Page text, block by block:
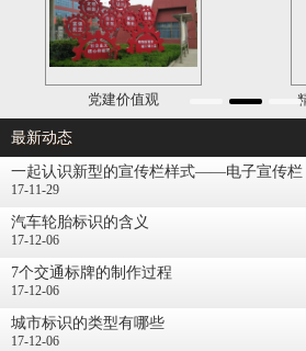
党建价值观
最新动态
一起认识新型的宣传栏样式——电子宣传栏
17-11-29
汽车轮胎标识的含义
17-12-06
7个交通标牌的制作过程
17-12-06
城市标识的类型有哪些
17-12-06